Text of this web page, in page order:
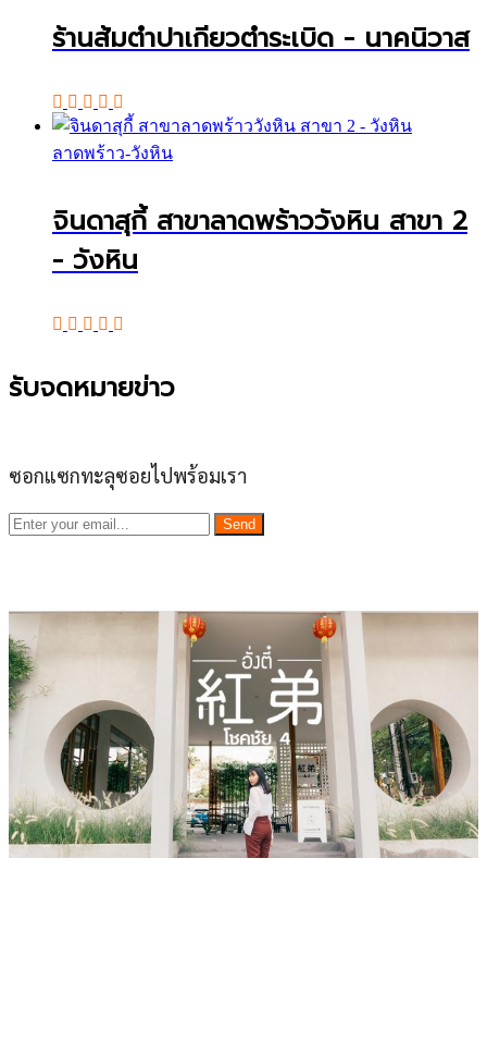
ร้านส้มตำปาเกียวตำระเบิด - นาคนิวาส
ลาดพร้าว-วังหิน
จินดาสุกี้ สาขาลาดพร้าววังหิน สาขา 2
- วังหิน
รับจดหมายข่าว
ซอกแซกทะลุซอยไปพร้อมเรา
Send